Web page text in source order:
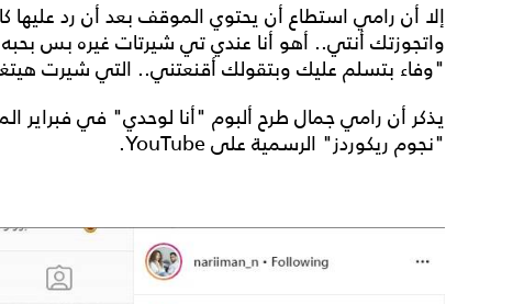
إلا أن رامي استطاع أن يحتوي الموقف بعد أن رد عليها
واتجوزتك أنتي.. أهو أنا عندي تي شيرتات غيره بس بحبه
"وفاء بتسلم عليك وبتقولك أقنعتني.. التي شيرت
يذكر أن رامي جمال طرح ألبوم "أنا لوحدي" في فبراير
"نجوم ريكوردز" ‏الرسمية على ‎‎YouTube.